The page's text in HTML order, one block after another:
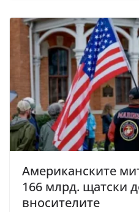
Американските
166 млрд. щатски
вносителите